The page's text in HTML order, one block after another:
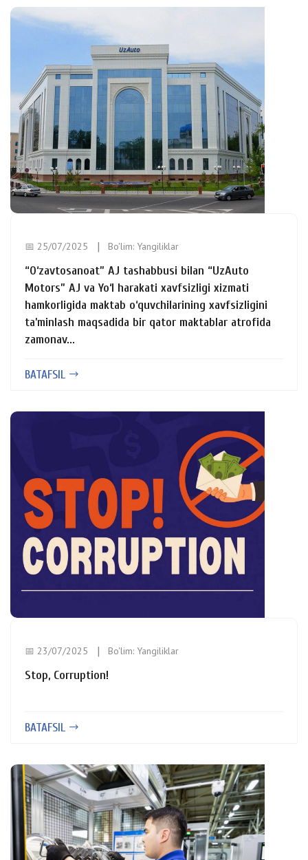
📅 25/07/2025 Bo'lim: Yangiliklar
“O‘zavtosanoat” AJ tashabbusi bilan “UzAuto
Motors” AJ va Yo‘l harakati xavfsizligi xizmati
hamkorligida maktab o‘quvchilarining xavfsizligini
ta’minlash maqsadida bir qator maktablar atrofida
zamonav...
BATAFSIL
📅 23/07/2025 Bo'lim: Yangiliklar
Stop, Corruption!
BATAFSIL